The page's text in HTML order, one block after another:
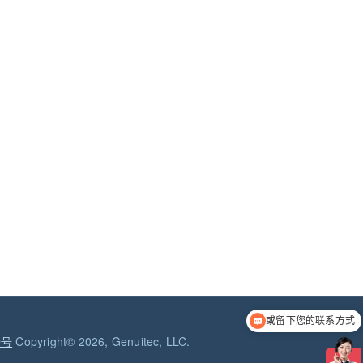
Copyright© 2026, Genuitec, LLC.
或留下您的联系方式